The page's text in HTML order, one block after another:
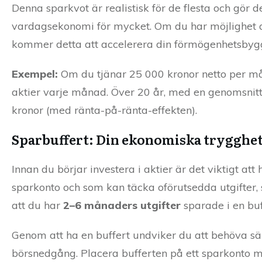
Denna sparkvot är realistisk för de flesta och
vardagsekonomi för mycket. Om du har
kommer detta att accelerera din
Exempel: Om du tjänar 25 000 kronor netto per
aktier varje månad. Över 20 år, med en
kronor (med ränta-på-ränta-effekten).
Sparbuffert: Din ekonomiska
Innan du börjar investera i aktier är det viktigt att
sparkonto och som kan täcka oförutsedda
att du har 2–6 månaders utgifter sparade i en
Genom att ha en buffert undviker du att behöva
börsnedgång. Placera bufferten på ett sparkonto